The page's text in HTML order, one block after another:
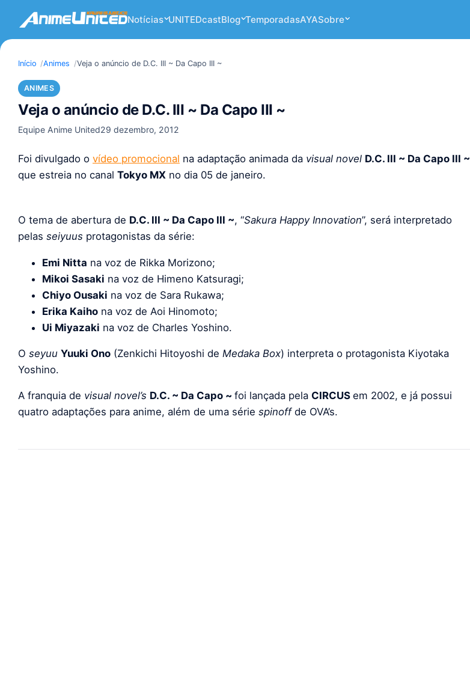
Notícias UNITEDcastBlog TemporadasAYASobre
Início Animes Veja o anúncio de D.C. III ~ Da Capo III ~
ANIMES
Veja o anúncio de D.C. III ~ Da Capo III ~
Equipe Anime United29 dezembro, 2012
Foi divulgado o vídeo promocional na adaptação animada da visual novel D.C. III ~ Da Capo III ~
que estreia no canal Tokyo MX no dia 05 de janeiro.
O tema de abertura de D.C. III ~ Da Capo III ~, “Sakura Happy Innovation”, será interpretado
pelas seiyuus protagonistas da série:
Emi Nitta na voz de Rikka Morizono;
Mikoi Sasaki na voz de Himeno Katsuragi;
Chiyo Ousaki na voz de Sara Rukawa;
Erika Kaiho na voz de Aoi Hinomoto;
Ui Miyazaki na voz de Charles Yoshino.
O seyuu Yuuki Ono (Zenkichi Hitoyoshi de Medaka Box) interpreta o protagonista Kiyotaka
Yoshino.
A franquia de visual novel’s D.C. ~ Da Capo ~ foi lançada pela CIRCUS em 2002, e já possui
quatro adaptações para anime, além de uma série spinoffde OVA’s.